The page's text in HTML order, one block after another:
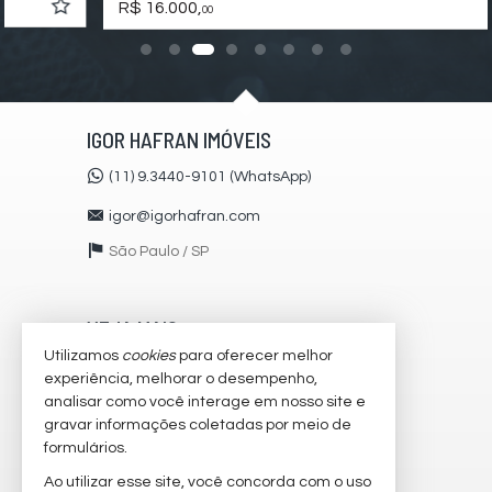
Captação de Água
Playground
Piscina Infantil
Gás Central
Pìscina Térmica
Endereço:
Rua Iuru
Vila Andrade
São Paulo /SP
R$ 16.000,00
IGOR HAFRAN IMÓVEIS
(11) 9.3440-9101 (WhatsApp)
igor@igorhafran.com
São Paulo / SP
VEJA MAIS
receba nosso newsletter
cadastre seu imóvel
imóveis favoritos
mapa de imóveis
Utilizamos cookiespara oferecer melhor
experiência, melhorar o desempenho,
analisar como você interage em nosso site e
gravar informações coletadas por meio de
formulários.
Ao utilizar esse site, você concorda com o uso